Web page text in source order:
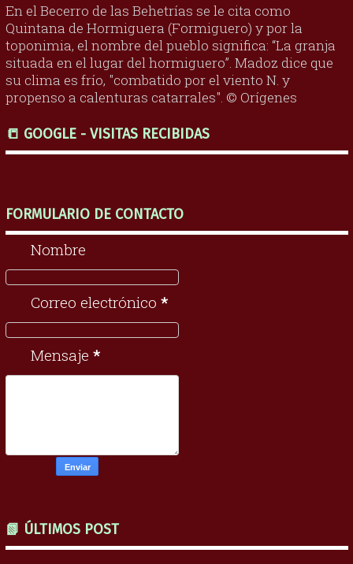
En el Becerro de las Behetrías se le cita como
Quintana de Hormiguera (Formiguero) y por la
toponimia, el nombre del pueblo significa: “La granja
situada en el lugar del hormiguero”. Madoz dice que
su clima es frío, "combatido por el viento N. y
propenso a calenturas catarrales". © Orígenes
📒 GOOGLE - VISITAS RECIBIDAS
FORMULARIO DE CONTACTO
Nombre
Correo electrónico *
Mensaje *
📗 ÚLTIMOS POST